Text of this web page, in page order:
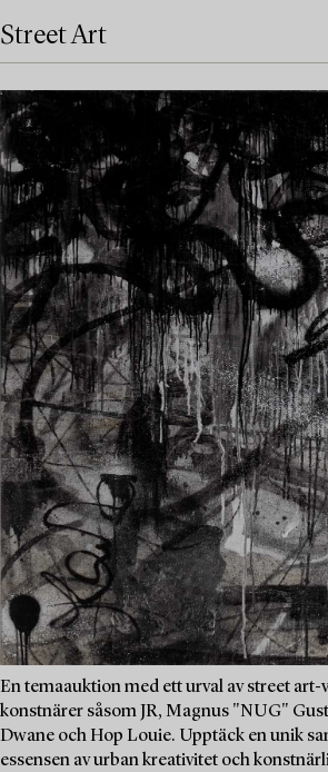
Street Art
En temaauktion med ett urval av street art-
konstnärer såsom JR, Magnus "NUG"
Dwane och Hop Louie. Upptäck en unik
essensen av urban kreativitet och